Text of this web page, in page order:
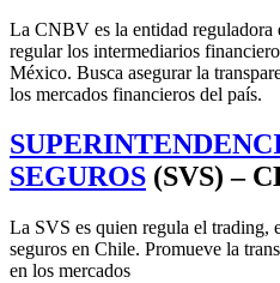
La CNBV es la entidad reguladora
regular los intermediarios
México. Busca asegurar la
los mercados financieros del país.
SEGUROS (SVS) –
La SVS es quien regula el trading,
seguros en Chile. Promueve la
en los mercados